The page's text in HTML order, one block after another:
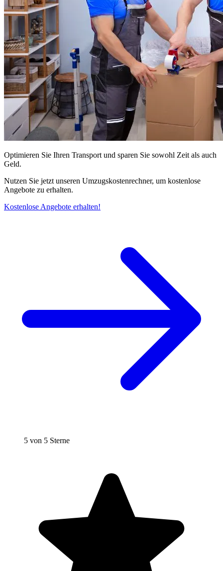
Optimieren Sie Ihren Transport und sparen Sie sowohl Zeit als auch
Geld.
Nutzen Sie jetzt unseren Umzugskostenrechner, um kostenlose
Angebote zu erhalten.
Kostenlose Angebote erhalten!
5 von 5 Sterne